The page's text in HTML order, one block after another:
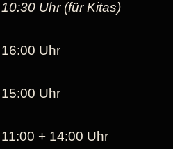
10:30 Uhr (für Kitas)
16:00 Uhr
15:00 Uhr
11:00 + 14:00 Uhr